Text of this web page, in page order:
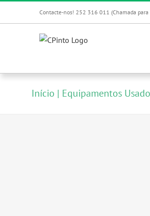
Contacte-nos! 252 316 011 (Chamada
Início Equipamentos